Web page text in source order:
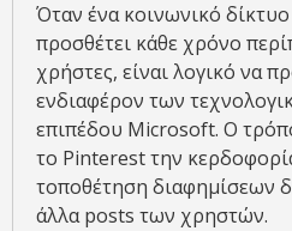
Όταν ένα κοινωνικό
προσθέτει κάθε χρόνο
χρήστες, είναι λογικό να
ενδιαφέρον των
επιπέδου Microsoft. Ο
το Pinterest την
τοποθέτηση διαφημίσεων
άλλα posts των χρηστών.